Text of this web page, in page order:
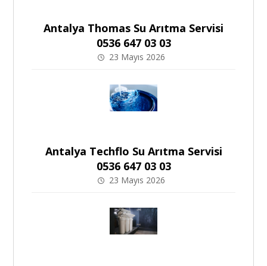
Antalya Thomas Su Arıtma Servisi
0536 647 03 03
23 Mayıs 2026
Antalya Techflo Su Arıtma Servisi
0536 647 03 03
23 Mayıs 2026